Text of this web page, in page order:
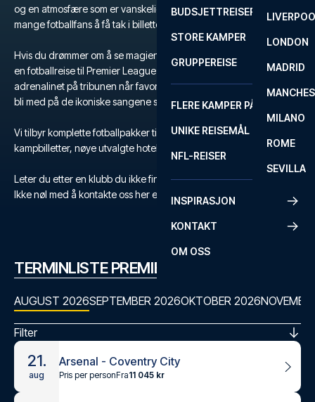
LONDON
MADRID
MILANO
ROME
SEVILLA
BUDSJETTREISER
STORE KAMPER
GRUPPEREISE
FLERE KAMPER PÅ ÉN REISE
UNIKE REISEMÅL
NFL-REISER
INSPIRASJON
KONTAKT
OM OSS
og en atmosfære som er vanskelig å matche, er det en drøm for
mange fotballfans å få tak i billetter til Premier League.
Hvis du drømmer om å se magien utfolde seg på gressmatta, er
en fotballreise til Premier League den ultimate opplevelsen. Kjenn
adrenalinet på tribunen når favorittlaget ditt kjemper for seier, og
bli med på de ikoniske sangene som runger gjennom stadion.
Vi tilbyr komplette fotballpakker til Premier League med
kampbilletter, nøye utvalgte hoteller og flyreise.
Leter du etter en klubb du ikke finner?
Ikke nøl med å kontakte oss her eller på +47 73 02 20 22
TERMINLISTE PREMIER LEAGUE
AUGUST 2026SEPTEMBER 2026OKTOBER 2026
Filter
21.
aug
Arsenal - Coventry City
Pris per personFra11 045 kr